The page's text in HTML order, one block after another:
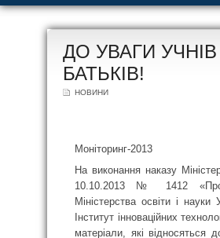
20
ДО УВАГИ УЧНІВ
БАТЬКІВ!
НОВИНИ
Моніторинг-2013
На виконання наказу
10.10.2013 № 1412
Міністерства освіти і
Інститут інноваційних
матеріали, які відносяться